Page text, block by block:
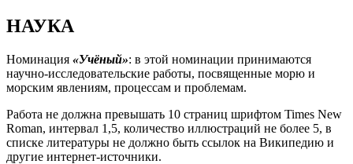
НАУКА
Номинация «Учёный»: в этой номинации принимаются
научно-исследовательские работы, посвященные морю и
морским явлениям, процессам и проблемам.
Работа не должна превышать 10 страниц шрифтом Times New
Roman, интервал 1,5, количество иллюстраций не более 5, в
списке литературы не должно быть ссылок на Википедию и
другие интернет-источники.